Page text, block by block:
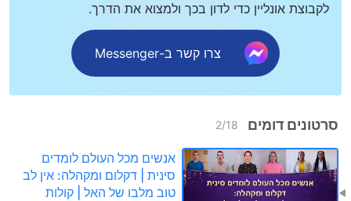
לקבוצת אונליין כדי לדון בכך ולמצוא את הדרך.
צרו קשר ב-Messenger
סרטונים דומים 2/18
אנשים מכל העולם לומדים
סינית | דקלום ומקהלה: אין לב
טוב מלבו של האל | קולות